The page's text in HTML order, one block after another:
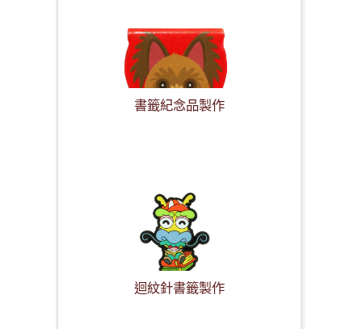
書籤紀念品製作
迴紋針書籤製作